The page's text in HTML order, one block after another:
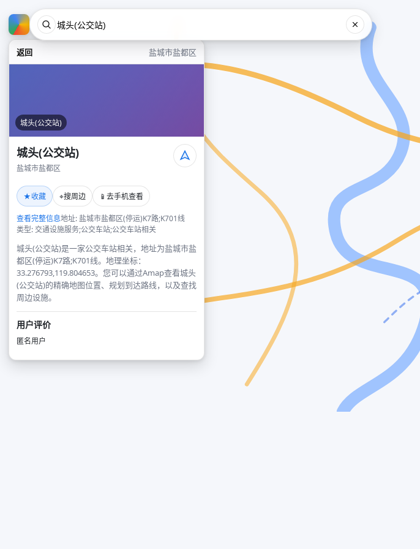
返回 盐城市盐都区
城头(公交站)
城头(公交站)
盐城市盐都区
★收藏 ⌖搜周边 📱 去手机查看
查看完整信息地址: 盐城市盐都区(停运)K7路;K701线
类型: 交通设施服务;公交车站;公交车站相关
城头(公交站)是一家公交车站相关，地址为盐城市盐
都区(停运)K7路;K701线。地理坐标：
33.276793,119.804653。您可以通过Amap查看城头
(公交站)的精确地图位置、规划到达路线，以及查找
周边设施。
用户评价
匿名用户